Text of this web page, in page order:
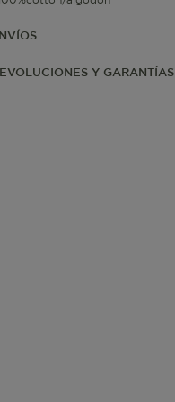
Y GARANTÍAS